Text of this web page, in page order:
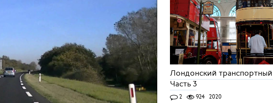
Лондонский
Часть 3
2 924 2020